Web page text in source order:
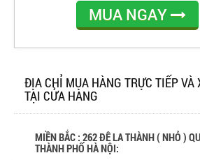
MUA NGAY
ĐỊA CHỈ MUA HÀNG TRỰC TIẾP VÀ
TẠI CỬA HÀNG
MIỀN BẮC : 262 ĐÊ LA THÀNH ( NHỎ )
THÀNH PHỐ HÀ NỘI: